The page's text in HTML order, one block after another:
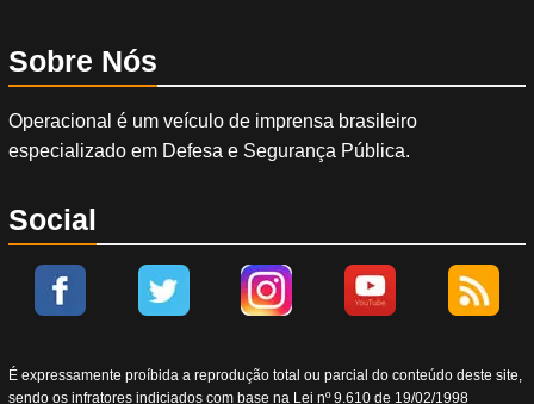
Sobre Nós
Operacional é um veículo de imprensa brasileiro
especializado em Defesa e Segurança Pública.
Social
É expressamente proíbida a reprodução total ou parcial do conteúdo deste site,
sendo os infratores indiciados com base na Lei nº 9.610 de 19/02/1998